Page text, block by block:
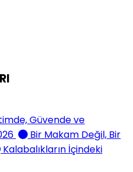
Güvende ve
Bir Makam Değil, Bir
Kalabalıkların İçindeki